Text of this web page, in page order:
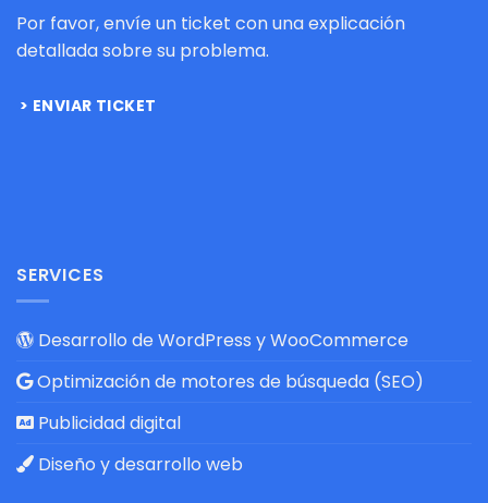
Por favor, envíe un ticket con una explicación
detallada sobre su problema.
ENVIAR TICKET
SERVICES
Desarrollo de WordPress y WooCommerce
Optimización de motores de búsqueda (SEO)
Publicidad digital
Diseño y desarrollo web